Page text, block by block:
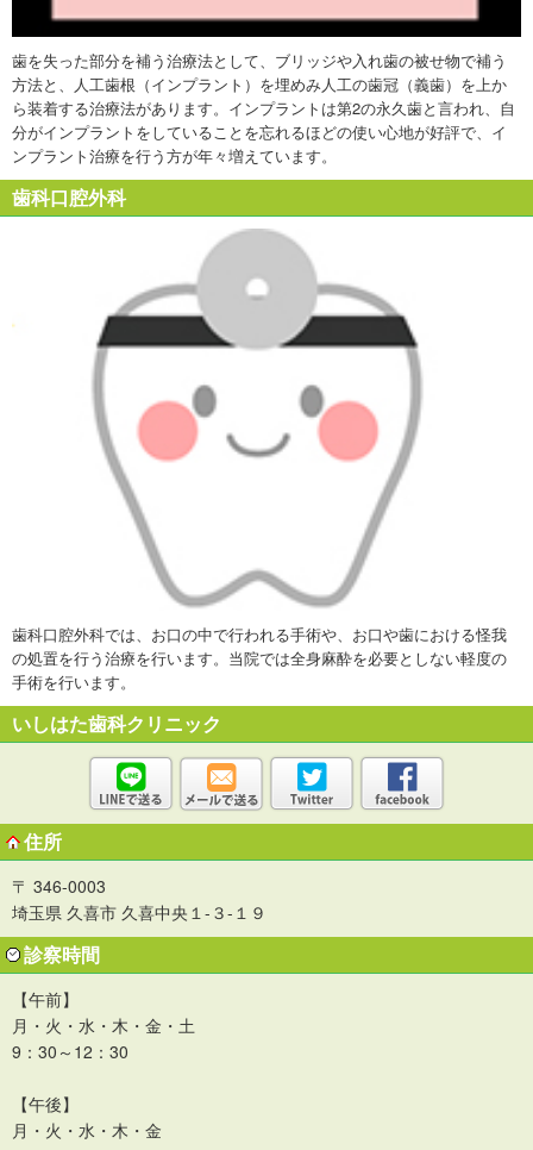
歯を失った部分を補う治療法として、ブリッジや入れ歯の被せ物で補う
方法と、人工歯根（インプラント）を埋めみ人工の歯冠（義歯）を上か
ら装着する治療法があります。インプラントは第2の永久歯と言われ、自
分がインプラントをしていることを忘れるほどの使い心地が好評で、イ
ンプラント治療を行う方が年々増えています。
歯科口腔外科
歯科口腔外科では、お口の中で行われる手術や、お口や歯における怪我
の処置を行う治療を行います。当院では全身麻酔を必要としない軽度の
手術を行います。
いしはた歯科クリニック
住所
〒 346-0003
埼玉県 久喜市 久喜中央１-３-１９
診察時間
【午前】
月・火・水・木・金・土
9：30～12：30
【午後】
月・火・水・木・金